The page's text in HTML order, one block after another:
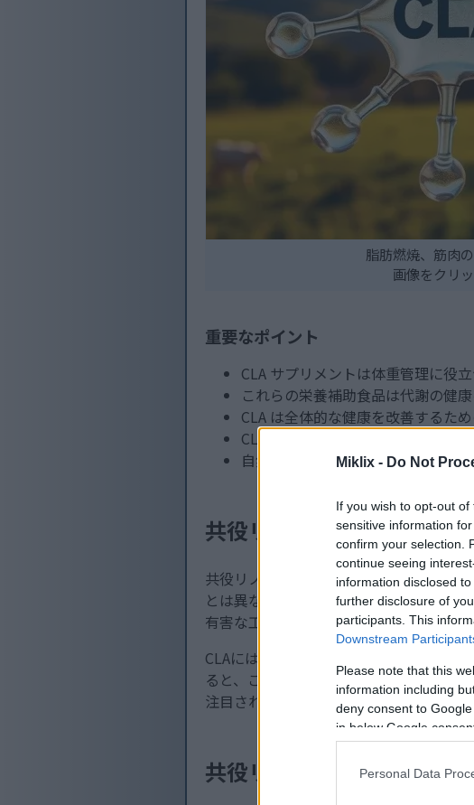
Miklix - Do Not
If you wish to opt-out
sensitive information
confirm your selection.
continue seeing
information disclosed
further disclosure of
participants. This
Downstream
Please note that this
information including
deny consent to
in below Google
Personal Data
脂肪燃焼、筋肉
画像をクリ
重要なポイント
CLA サプリメントは体重管理に役立
これらの栄養補助食品は代謝の健康
CLA は全体的な健康を改善するため
CLA の健康効果は、その独特な脂肪
自然な減量ソリューションへの関
共役リノール酸（CLA）と
共役リノール酸（CLA）は、反芻動物の
とは異なります。そのため、CLAはオメ
有害な工業用トランス脂肪酸とは大きく
CLAには28種類の異性体があり、シス-9
ると、これらの異性体は体組成を改善し
注目されています。
共役リノール酸（CLA）の